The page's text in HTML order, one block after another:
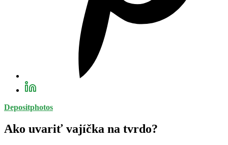
Depositphotos
Ako uvariť vajíčka na tvrdo?